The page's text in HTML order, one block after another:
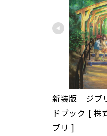
新装版　ジブ
ドブック [ 株
ブリ ]